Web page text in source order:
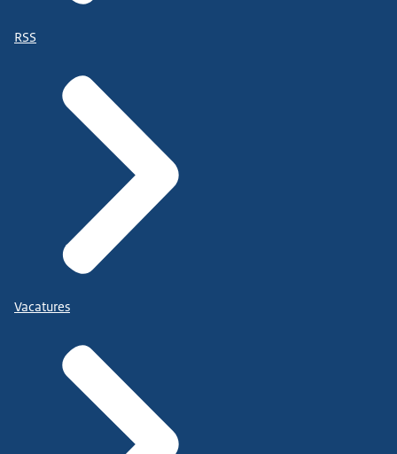
RSS
Vacatures